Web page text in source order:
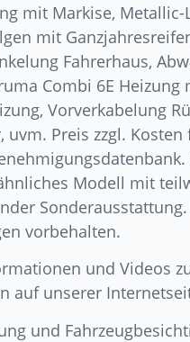
mit Markise, Metallic-
mit
Fahrerhaus,
Combi 6E Heizung
Vorverkabelung
uvm. Preis zzgl.
Modell mit
vorbehalten.
und Videos
auf unserer
und